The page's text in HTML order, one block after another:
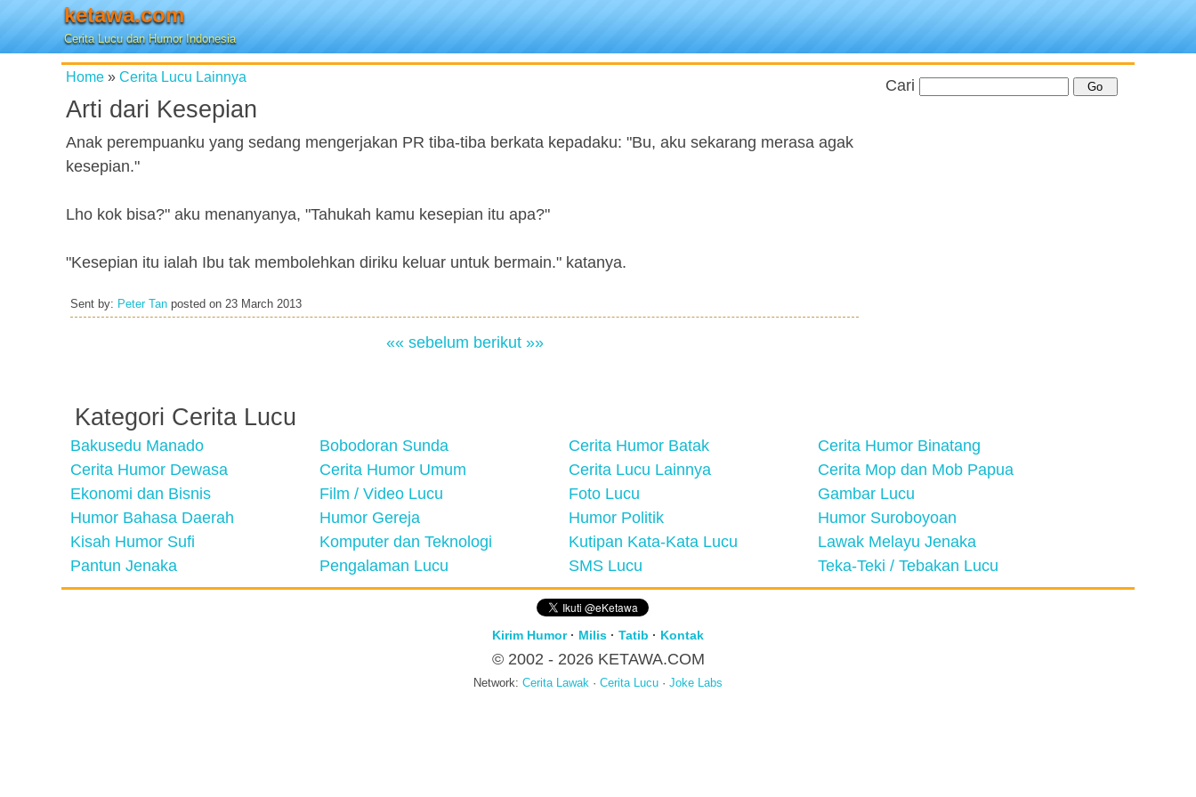
ketawa.com
Cerita Lucu dan Humor Indonesia
Home » Cerita Lucu Lainnya
Arti dari Kesepian
Anak perempuanku yang sedang mengerjakan PR tiba-tiba berkata kepadaku: "Bu, aku sekarang merasa agak
kesepian."
Lho kok bisa?" aku menanyanya, "Tahukah kamu kesepian itu apa?"
"Kesepian itu ialah Ibu tak membolehkan diriku keluar untuk bermain." katanya.
Sent by: Peter Tan posted on 23 March 2013
«« sebelum berikut »»
Cari
Kategori Cerita Lucu
Bakusedu Manado Bobodoran Sunda Cerita Humor Batak
Cerita Humor Binatang
Cerita Humor Dewasa
Cerita Humor Umum Cerita Lucu Lainnya
Cerita Mop dan Mob Papua
Ekonomi dan Bisnis
Film / Video Lucu Foto Lucu
Gambar Lucu
Humor Bahasa Daerah
Humor Gereja Humor Politik
Humor Suroboyoan
Kisah Humor Sufi
Komputer dan Teknologi Kutipan Kata-Kata Lucu
Lawak Melayu Jenaka
Pantun Jenaka
Pengalaman Lucu SMS Lucu Teka-Teki / Tebakan Lucu
Kirim Humor· Milis · Tatib · Kontak
© 2002 - 2026 KETAWA.COM
Network: Cerita Lawak · Cerita Lucu · Joke Labs